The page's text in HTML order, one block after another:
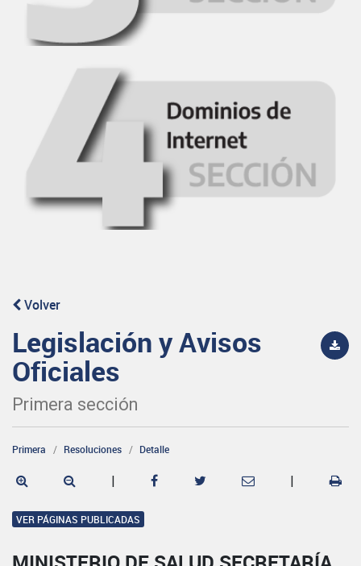
Volver
Legislación y Avisos
Oficiales
Primera sección
Primera Resoluciones Detalle
| |
VER PÁGINAS PUBLICADAS